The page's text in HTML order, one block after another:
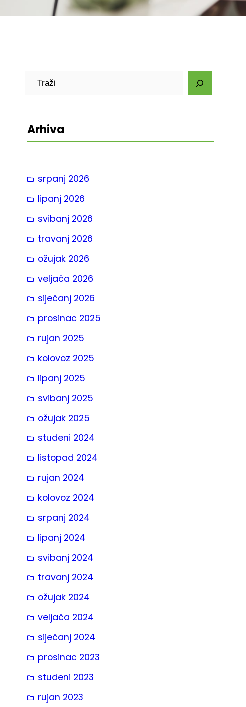
a
Arhiva
srpanj 2026
lipanj 2026
svibanj 2026
travanj 2026
ožujak 2026
veljača 2026
siječanj 2026
prosinac 2025
rujan 2025
kolovoz 2025
lipanj 2025
svibanj 2025
ožujak 2025
studeni 2024
listopad 2024
rujan 2024
kolovoz 2024
srpanj 2024
lipanj 2024
svibanj 2024
travanj 2024
ožujak 2024
veljača 2024
siječanj 2024
prosinac 2023
studeni 2023
rujan 2023